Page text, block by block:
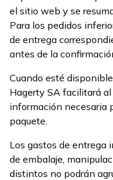
el sitio web y se
Para los pedidos
de entrega
antes de la
Cuando esté
Hagerty SA facilitará
información necesaria
paquete.
Los gastos de entrega
de embalaje,
distintos no podrán